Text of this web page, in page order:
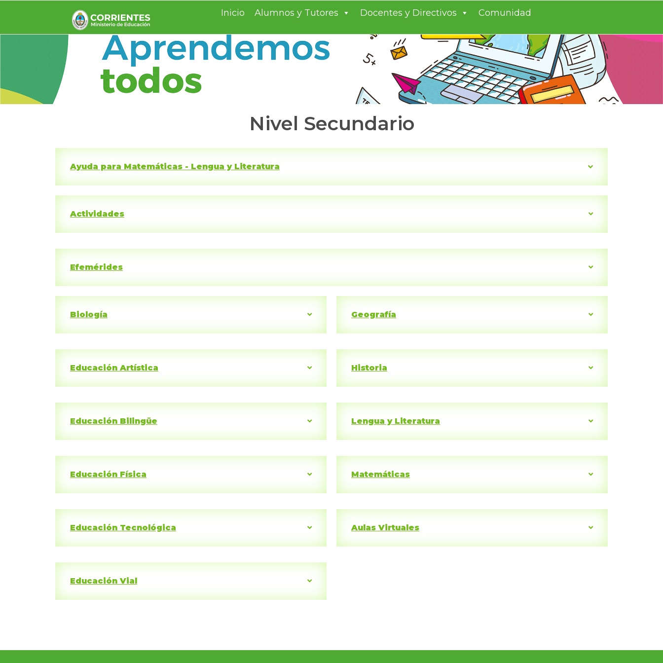
APRENDEMOS TODOS
Inicio Alumnos y Tutores Docentes y Directivos Comunidad
Nivel Secundario
Ayuda para Matemáticas - Lengua y Literatura
Actividades
Efemérides
Biología
Educación Artística
Educación Bilingüe
Educación Física
Educación Tecnológica
Educación Vial
Geografía
Historia
Lengua y Literatura
Matemáticas
Aulas Virtuales